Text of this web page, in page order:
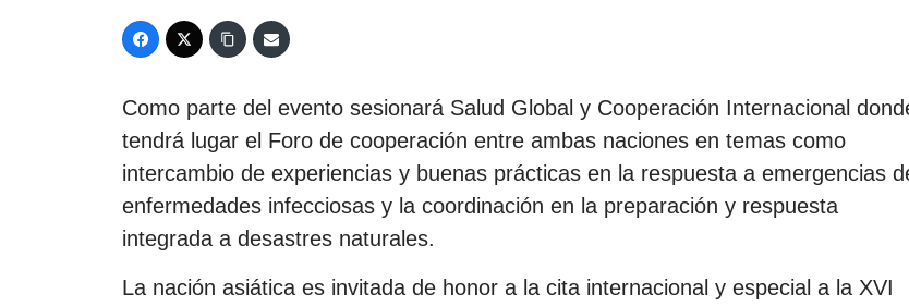
Como parte del evento sesionará Salud Global y Cooperación Internacional
tendrá lugar el Foro de cooperación entre ambas naciones en temas como
intercambio de experiencias y buenas prácticas en la respuesta a emergencias
enfermedades infecciosas y la coordinación en la preparación y respuesta
integrada a desastres naturales.
La nación asiática es invitada de honor a la cita internacional y especial a la XVI